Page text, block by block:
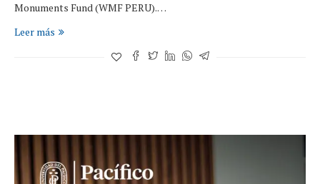
Monuments Fund (WMF PERU).…
Leer más